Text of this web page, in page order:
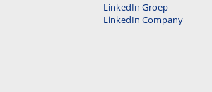
LinkedIn Groep
LinkedIn Company